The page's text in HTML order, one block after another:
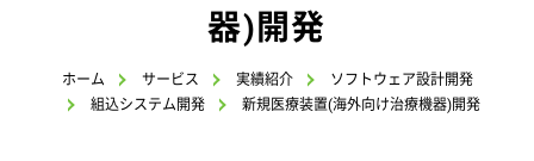
器)開発
ホーム サービス 実績紹介
ソフトウェア設計開発
組込システム開発
新規医療装置(海外向け治療機器)開発